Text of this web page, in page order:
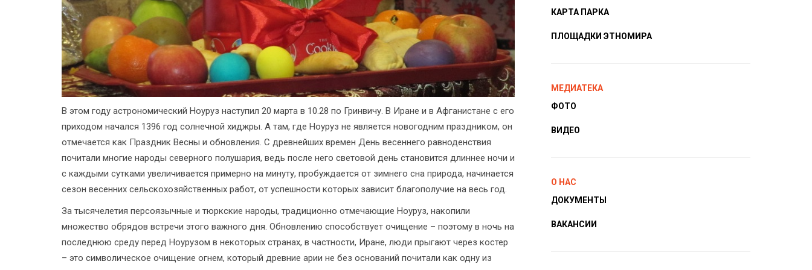
В этом году астрономический Ноуруз наступил 20 марта в 10.28 по Гринвичу. В Иране и в Афганистане с его
приходом начался 1396 год солнечной хиджры. А там, где Ноуруз не является новогодним праздником, он
отмечается как Праздник Весны и обновления. С древнейших времен День весеннего равноденствия
почитали многие народы северного полушария, ведь после него световой день становится длиннее ночи и
с каждыми сутками увеличивается примерно на минуту, пробуждается от зимнего сна природа, начинается
сезон весенних сельскохозяйственных работ, от успешности которых зависит благополучие на весь год.
За тысячелетия персоязычные и тюркские народы, традиционно отмечающие Ноуруз, накопили
множество обрядов встречи этого важного дня. Обновлению способствует очищение – поэтому в ночь на
последнюю среду перед Ноурузом в некоторых странах, в частности, Иране, люди прыгают через костер
– это символическое очищение огнем, который древние арии не без оснований почитали как одну из
КАРТА ПАРКА
ПЛОЩАДКИ ЭТНОМИРА
МЕДИАТЕКА
ФОТО
ВИДЕО
О НАС
ДОКУМЕНТЫ
ВАКАНСИИ